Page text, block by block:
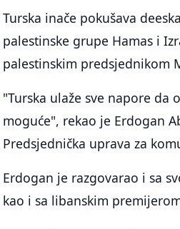
Turska inače pokušava
palestinske grupe Hamas i
palestinskim predsjednikom
"Turska ulaže sve napore
moguće", rekao je Erdogan
Predsjednička uprava za
Erdogan je razgovarao i sa
kao i sa libanskim